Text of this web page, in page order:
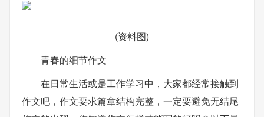
(资料图)
青春的细节作文
在日常生活或是工作学习中，大家都经常接触到
作文吧，作文要求篇章结构完整，一定要避免无结尾